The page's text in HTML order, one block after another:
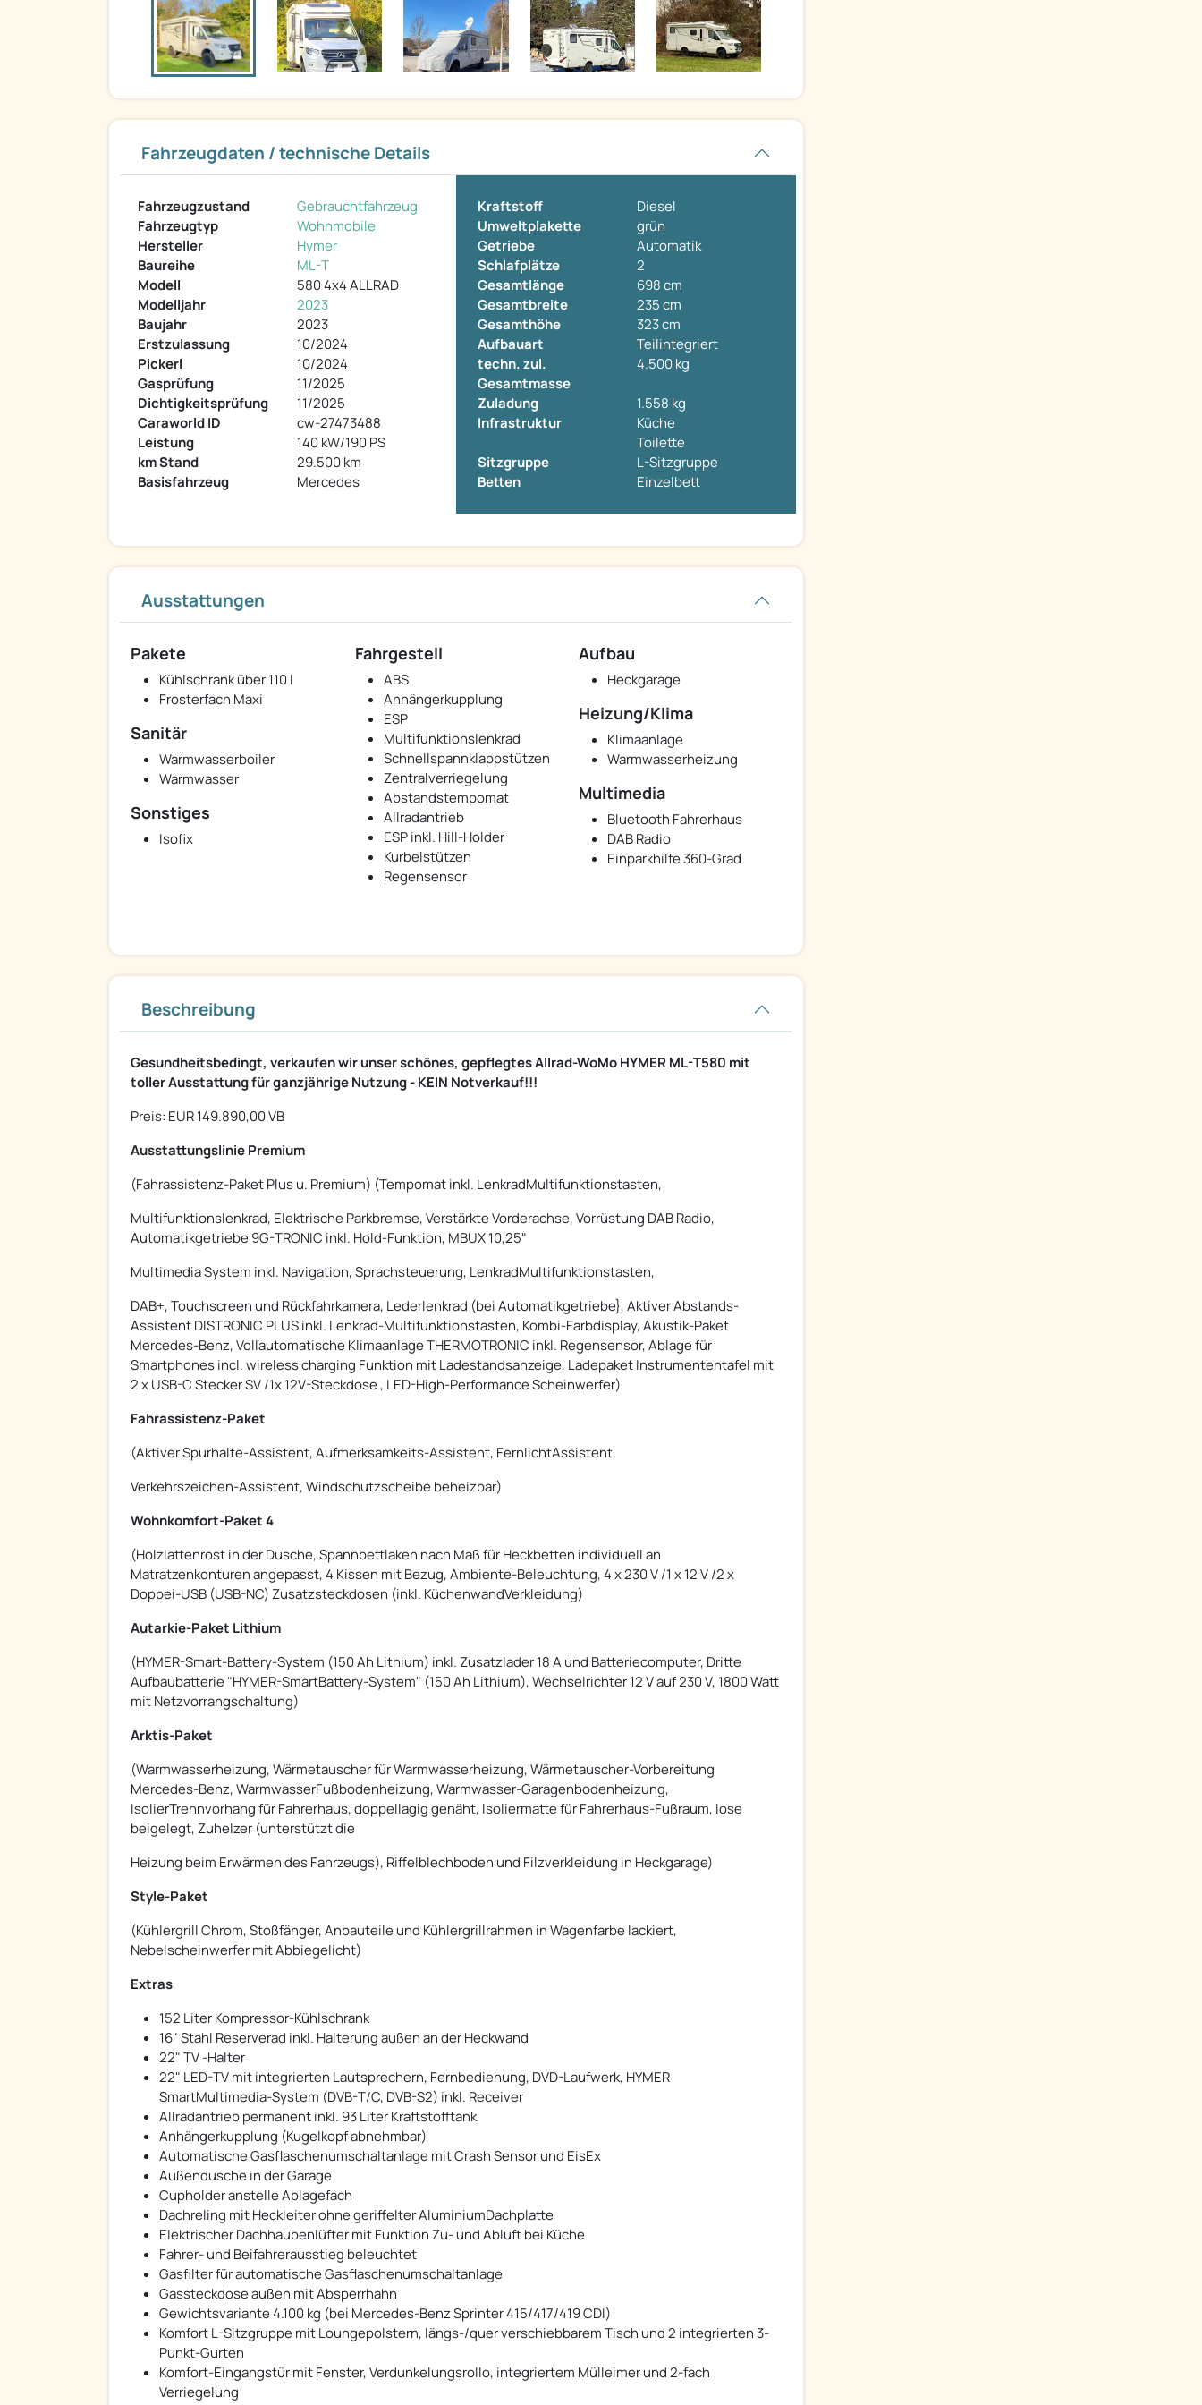
Fahrzeugdaten / technische Details
Fahrzeugzustand
Gebrauchtfahrzeug
Fahrzeugtyp
Wohnmobile
Hersteller
Hymer
Baureihe
ML-T
Modell
580 4x4 ALLRAD
Modelljahr
2023
Baujahr
2023
Erstzulassung
10/2024
Pickerl
10/2024
Gasprüfung
11/2025
Dichtigkeitsprüfung
11/2025
Caraworld ID
cw-27473488
Leistung
140 kW/190 PS
km Stand
29.500 km
Basisfahrzeug
Mercedes
Kraftstoff
Diesel
Umweltplakette
grün
Getriebe
Automatik
Schlafplätze
2
Gesamtlänge
698 cm
Gesamtbreite
235 cm
Gesamthöhe
323 cm
Aufbauart
Teilintegriert
techn. zul.
Gesamtmasse
4.500 kg
Zuladung
1.558 kg
Infrastruktur
Küche
Toilette
Sitzgruppe
L-Sitzgruppe
Betten
Einzelbett
Ausstattungen
Pakete
Kühlschrank über 110 l
Frosterfach Maxi
Fahrgestell
ABS
Anhängerkupplung
ESP
Multifunktionslenkrad
Schnellspannklappstützen
Zentralverriegelung
Abstandstempomat
Allradantrieb
ESP inkl. Hill-Holder
Kurbelstützen
Regensensor
Aufbau
Heckgarage
Heizung/Klima
Klimaanlage
Warmwasserheizung
Sanitär
Warmwasserboiler
Warmwasser
Multimedia
Bluetooth Fahrerhaus
DAB Radio
Einparkhilfe 360-Grad
Sonstiges
Isofix
Beschreibung
Gesundheitsbedingt, verkaufen wir unser schönes, gepflegtes Allrad-WoMo HYMER ML-T580 mit
toller Ausstattung für ganzjährige Nutzung - KEIN Notverkauf!!!
Preis: EUR 149.890,00 VB
Ausstattungslinie Premium
(Fahrassistenz-Paket Plus u. Premium) (Tempomat inkl. LenkradMultifunktionstasten,
Multifunktionslenkrad, Elektrische Parkbremse, Verstärkte Vorderachse, Vorrüstung DAB Radio,
Automatikgetriebe 9G-TRONIC inkl. Hold-Funktion, MBUX 10,25"
Multimedia System inkl. Navigation, Sprachsteuerung, LenkradMultifunktionstasten,
DAB+, Touchscreen und Rückfahrkamera, Lederlenkrad (bei Automatikgetriebe}, Aktiver Abstands-
Assistent DISTRONIC PLUS inkl. Lenkrad-Multifunktionstasten, Kombi-Farbdisplay, Akustik-Paket
Mercedes-Benz, Vollautomatische Klimaanlage THERMOTRONIC inkl. Regensensor, Ablage für
Smartphones incl. wireless charging Funktion mit Ladestandsanzeige, Ladepaket Instrumententafel mit
2 x USB-C Stecker SV /1x 12V-Steckdose , LED-High-Performance Scheinwerfer)
Fahrassistenz-Paket
(Aktiver Spurhalte-Assistent, Aufmerksamkeits-Assistent, FernlichtAssistent,
Verkehrszeichen-Assistent, Windschutzscheibe beheizbar)
Wohnkomfort-Paket 4
(Holzlattenrost in der Dusche, Spannbettlaken nach Maß für Heckbetten individuell an
Matratzenkonturen angepasst, 4 Kissen mit Bezug, Ambiente-Beleuchtung, 4 x 230 V /1 x 12 V /2 x
Doppei-USB (USB-NC) Zusatzsteckdosen (inkl. KüchenwandVerkleidung)
Autarkie-Paket Lithium
(HYMER-Smart-Battery-System (150 Ah Lithium) inkl. Zusatzlader 18 A und Batteriecomputer, Dritte
Aufbaubatterie "HYMER-SmartBattery-System" (150 Ah Lithium), Wechselrichter 12 V auf 230 V, 1800 Watt
mit Netzvorrangschaltung)
Arktis-Paket
(Warmwasserheizung, Wärmetauscher für Warmwasserheizung, Wärmetauscher-Vorbereitung
Mercedes-Benz, WarmwasserFußbodenheizung, Warmwasser-Garagenbodenheizung,
IsolierTrennvorhang für Fahrerhaus, doppellagig genäht, lsoliermatte für Fahrerhaus-Fußraum, lose
beigelegt, Zuhelzer (unterstützt die
Heizung beim Erwärmen des Fahrzeugs), Riffelblechboden und Filzverkleidung in Heckgarage)
Style-Paket
(Kühlergrill Chrom, Stoßfänger, Anbauteile und Kühlergrillrahmen in Wagenfarbe lackiert,
Nebelscheinwerfer mit Abbiegelicht)
Extras
152 Liter Kompressor-Kühlschrank
16" Stahl Reserverad inkl. Halterung außen an der Heckwand
22" TV -Halter
22" LED-TV mit integrierten Lautsprechern, Fernbedienung, DVD-Laufwerk, HYMER
SmartMultimedia-System (DVB-T/C, DVB-S2) inkl. Receiver
Allradantrieb permanent inkl. 93 Liter Kraftstofftank
Anhängerkupplung (Kugelkopf abnehmbar)
Automatische Gasflaschenumschaltanlage mit Crash Sensor und EisEx
Außendusche in der Garage
Cupholder anstelle Ablagefach
Dachreling mit Heckleiter ohne geriffelter AluminiumDachplatte
Elektrischer Dachhaubenlüfter mit Funktion Zu- und Abluft bei Küche
Fahrer- und Beifahrerausstieg beleuchtet
Gasfilter für automatische Gasflaschenumschaltanlage
Gassteckdose außen mit Absperrhahn
Gewichtsvariante 4.100 kg (bei Mercedes-Benz Sprinter 415/417/419 CDI)
Komfort L-Sitzgruppe mit Loungepolstern, längs-/quer verschiebbarem Tisch und 2 integrierten 3-
Punkt-Gurten
Komfort-Eingangstür mit Fenster, Verdunkelungsrollo, integriertem Mülleimer und 2-fach
Verriegelung